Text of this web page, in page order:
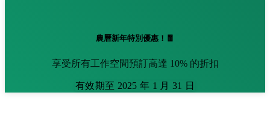
農曆新年特別優惠！🧧
享受所有工作空間預訂高達 10% 的折扣
有效期至 2025 年 1 月 31 日